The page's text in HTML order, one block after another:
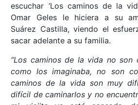
escuchar ‘Los caminos de la
Omar Geles le hiciera a su
Suárez Castilla, viendo el
sacar adelante a su familia.
“Los caminos de la vida no son
como los imaginaba, no son
caminos de la vida son muy
difícil de caminarlos y no